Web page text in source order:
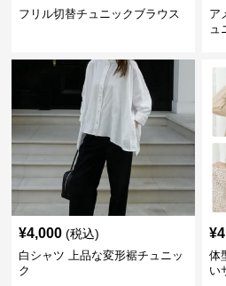
フリル切替チュニックブラウス
ア
ュ
¥4,000 (税込)
白シャツ 上品な変形裾チュニッ
ク
¥
体
い